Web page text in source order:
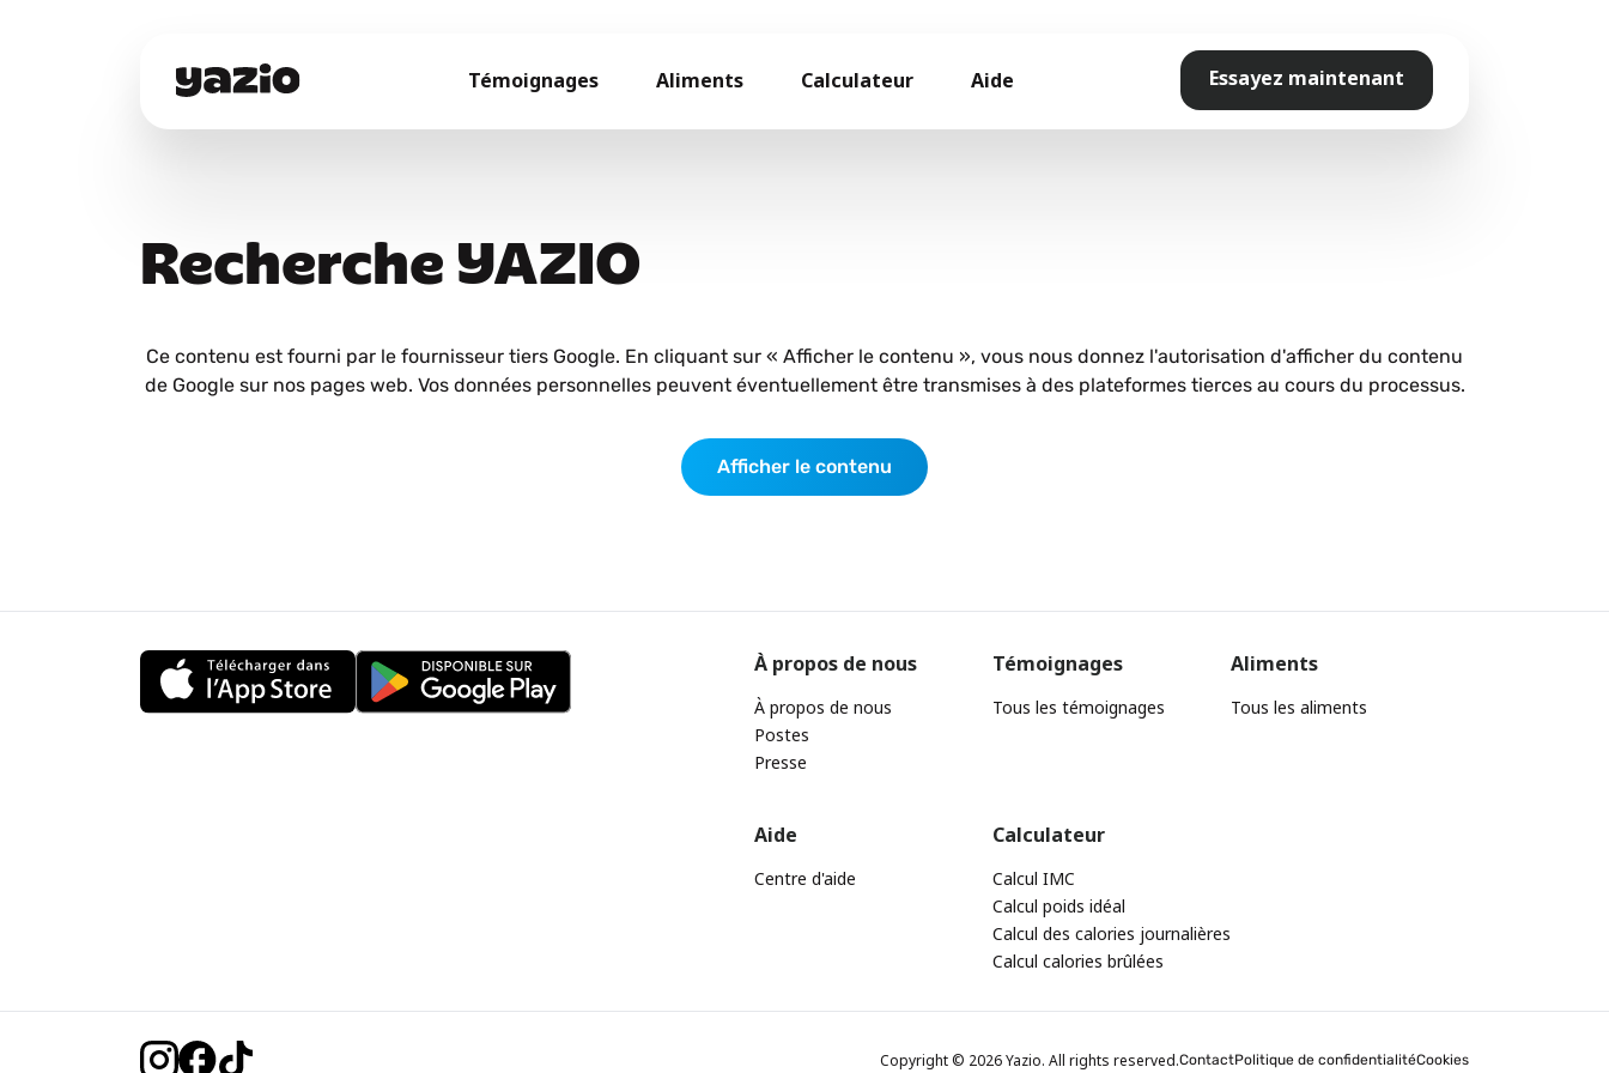
Témoignages Aliments Calculateur Aide Essayez maintenant
Recherche YAZIO
Ce contenu est fourni par le fournisseur tiers Google. En cliquant sur « Afficher le contenu », vous nous donnez l'autorisation d'afficher du contenu
de Google sur nos pages web. Vos données personnelles peuvent éventuellement être transmises à des plateformes tierces au cours du processus.
Afficher le contenu
À propos de nous
À propos de nous
Postes
Presse
Témoignages
Tous les témoignages
Aliments
Tous les aliments
Aide
Centre d'aide
Calculateur
Calcul IMC
Calcul poids idéal
Calcul des calories journalières
Calcul calories brûlées
Copyright © 2026 Yazio. All rights reserved.ContactPolitique de confidentialitéCookies